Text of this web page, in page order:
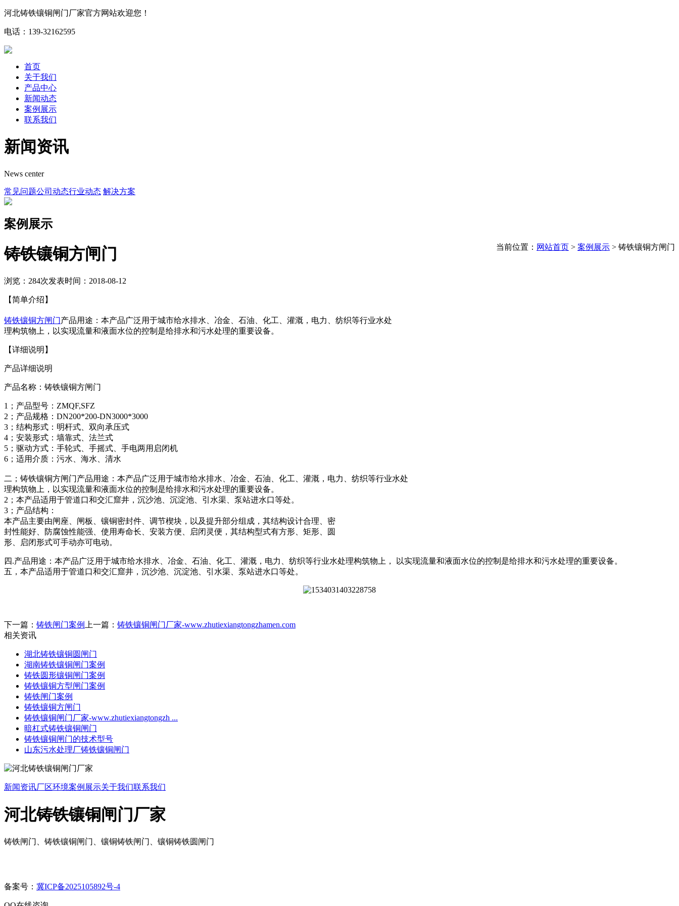
河北铸铁镶铜闸门厂家官方网站欢迎您！
电话：139-32162595
首页
关于我们
产品中心
新闻动态
案例展示
联系我们
新闻资讯
News center
常见问题公司动态行业动态 解决方案
案例展示
当前位置： 网站首页 > 案例展示 > 铸铁镶铜方闸门
铸铁镶铜方闸门
浏览：284次发表时间：2018-08-12
【简单介绍】
铸铁镶铜方闸门产品用途：本产品广泛用于城市给水排水、冶金、石油、化工、灌溉，电力、纺织等行业水处
理构筑物上，以实现流量和液面水位的控制是给排水和污水处理的重要设备。
【详细说明】
产品详细说明
产品名称：铸铁镶铜方闸门
1；产品型号：ZMQF,SFZ
2；产品规格：DN200*200-DN3000*3000
3；结构形式：明杆式、双向承压式
4；安装形式：墙靠式、法兰式
5；驱动方式：手轮式、手摇式、手电两用启闭机
6；适用介质：污水、海水、清水
二；铸铁镶铜方闸门产品用途：本产品广泛用于城市给水排水、冶金、石油、化工、灌溉，电力、纺织等行业水处
理构筑物上，以实现流量和液面水位的控制是给排水和污水处理的重要设备。
2；本产品适用于管道口和交汇窟井，沉沙池、沉淀池、引水渠、泵站进水口等处。
3；产品结构：
本产品主要由闸座、闸板、镶铜密封件、调节楔块，以及提升部分组成，其结构设计合理、密
封性能好、防腐蚀性能强、使用寿命长、安装方便、启闭灵便，其结构型式有方形、矩形、圆
形、启闭形式可手动亦可电动。
四.产品用途：本产品广泛用于城市给水排水、冶金、石油、化工、灌溉，电力、纺织等行业水处理构筑物上， 以实现流量和液面水位的控制是给排水和污水处理的重要设备。
五，本产品适用于管道口和交汇窟井，沉沙池、沉淀池、引水渠、泵站进水口等处。
下一篇： 铸铁闸门案例 上一篇： 铸铁镶铜闸门厂家-www.zhutiexiangtongzhamen.com
相关资讯
湖北铸铁镶铜圆闸门
湖南铸铁镶铜闸门案例
铸铁圆形镶铜闸门案例
铸铁镶铜方型闸门案例
铸铁闸门案例
铸铁镶铜方闸门
铸铁镶铜闸门厂家-www.zhutiexiangtongzh ...
暗杠式铸铁镶铜闸门
铸铁镶铜闸门的技术型号
山东污水处理厂铸铁镶铜闸门
新闻资讯厂区环境案例展示关于我们联系我们
河北铸铁镶铜闸门厂家
铸铁闸门、铸铁镶铜闸门、镶铜铸铁闸门、镶铜铸铁圆闸门
备案号： 冀ICP备2025105892号-4